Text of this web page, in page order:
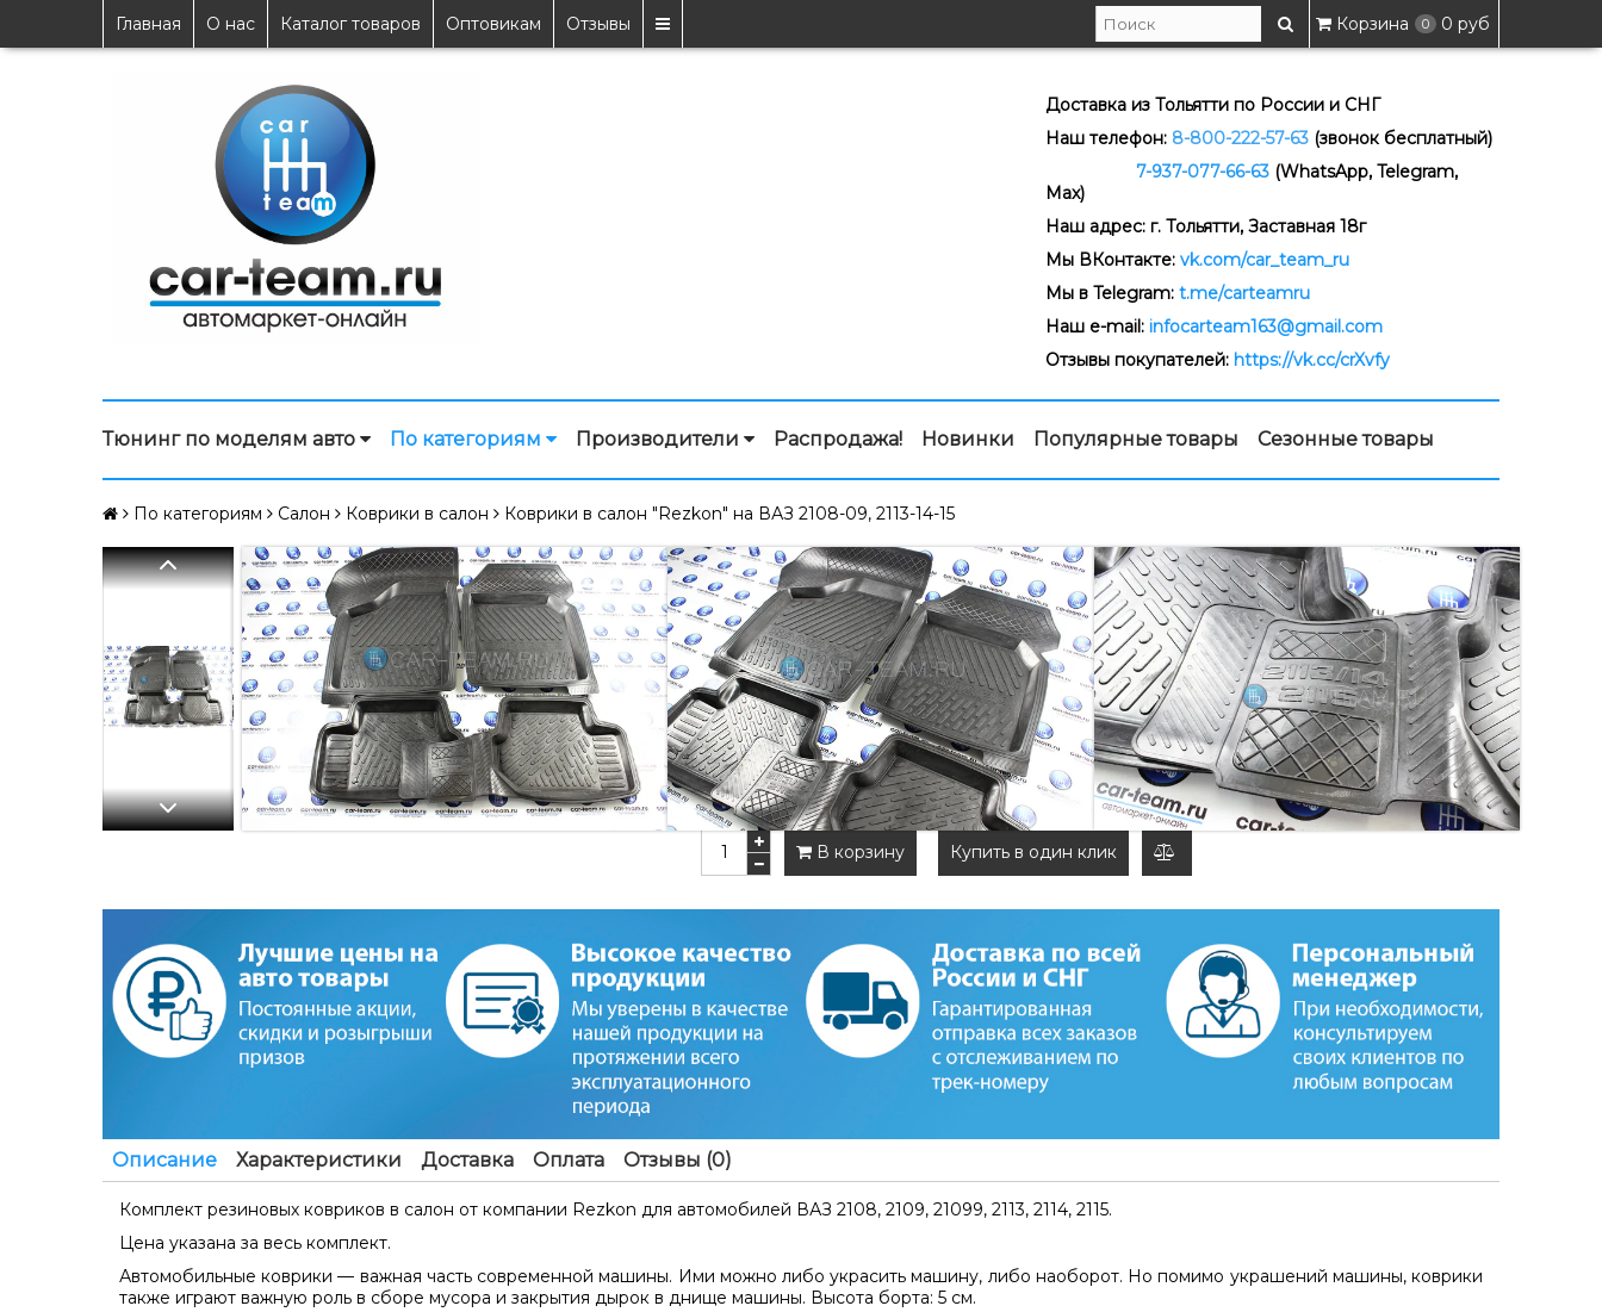
Главная О нас Каталог товаров Оптовикам Отзывы Корзина 0 0 руб
Доставка из Тольятти по России и СНГ
Наш телефон: 8-800-222-57-63 (звонок бесплатный)
7-937-077-66-63 (WhatsApp, Telegram,
Max)
Наш адрес: г. Тольятти, Заставная 18г
Мы ВКонтакте: vk.com/car_team_ru
Мы в Telegram: t.me/carteamru
Наш e-mail: infocarteam163@gmail.com
Отзывы покупателей: https://vk.cc/crXvfy
Тюнинг по моделям авто По категориям Производители Распродажа! Новинки Популярные товары Сезонные товары
По категориям Салон Коврики в салон Коврики в салон "Rezkon" на ВАЗ 2108-09, 2113-14-15
КОВРИКИ В САЛОН "REZKON" НА ВАЗ 2108-09, 2113-14-15
Комплект резиновых ковриков в салон от компании Rezkon для автомобилей ВАЗ 2108-99,
2113-15.
Цена указана за весь комплект.
Артикул:90066934
Наличие:Есть в наличии
2 020 руб1 820 руб
В корзину Купить в один клик
сравнению
Описание Характеристики Доставка Оплата Отзывы (0)
Комплект резиновых ковриков в салон от компании Rezkon для автомобилей ВАЗ 2108, 2109, 21099, 2113, 2114, 2115.
Цена указана за весь комплект.
Автомобильные коврики — важная часть современной машины. Ими можно либо украсить машину, либо наоборот. Но помимо украшений машины, коврики
также играют важную роль в сборе мусора и закрытия дырок в днище машины. Высота борта: 5 см.